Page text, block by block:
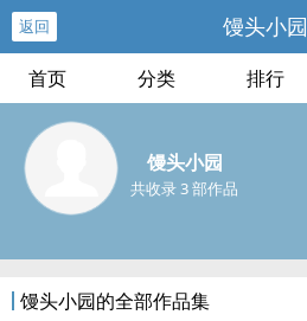
返回 馒头小园
首页 分类 排行
馒头小园
共收录 3 部作品
馒头小园的全部作品集